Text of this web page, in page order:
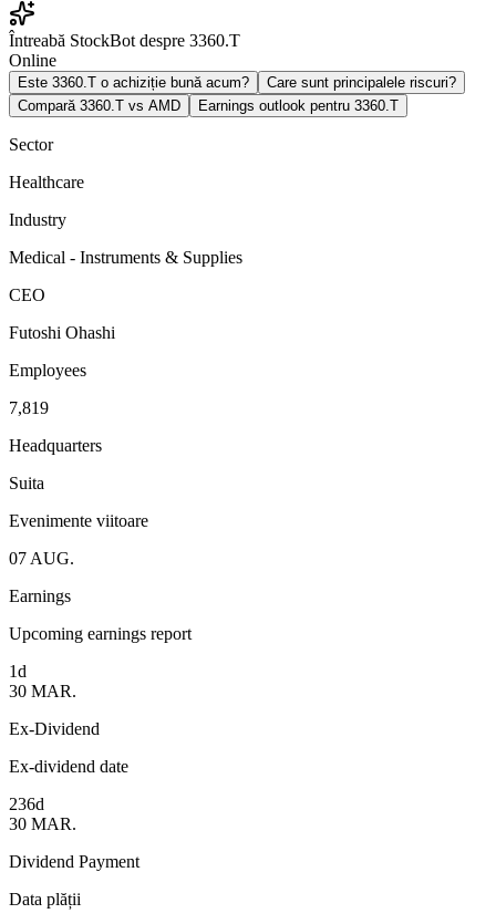
Întreabă StockBot despre 3360.T
Online
Este 3360.T o achiziție bună acum?
Care sunt principalele riscuri?
Compară 3360.T vs AMD
Earnings outlook pentru 3360.T
Sector
Healthcare
Industry
Medical - Instruments & Supplies
CEO
Futoshi Ohashi
Employees
7,819
Headquarters
Suita
Evenimente viitoare
07 AUG.
Earnings
Upcoming earnings report
1d
30 MAR.
Ex-Dividend
Ex-dividend date
236d
30 MAR.
Dividend Payment
Data plății